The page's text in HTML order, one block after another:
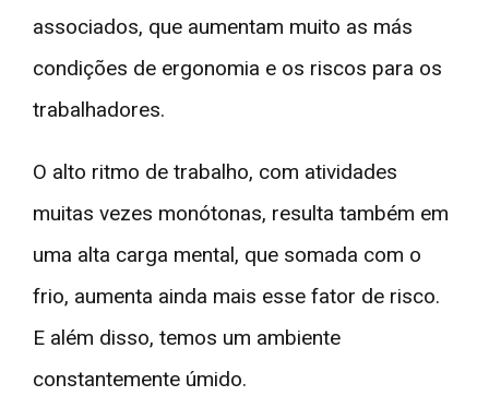
associados, que aumentam muito as más
condições de ergonomia e os riscos para os
trabalhadores.
O alto ritmo de trabalho, com atividades
muitas vezes monótonas, resulta também em
uma alta carga mental, que somada com o
frio, aumenta ainda mais esse fator de risco.
E além disso, temos um ambiente
constantemente úmido.